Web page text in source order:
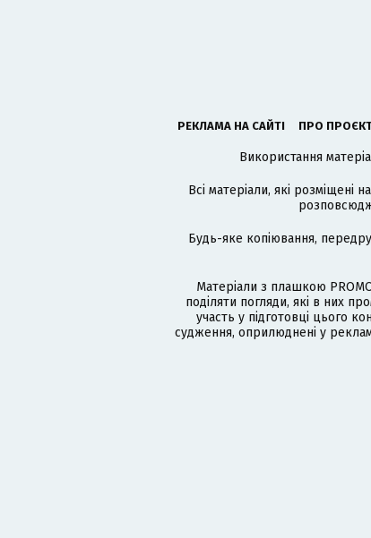
РЕКЛАМА НА САЙТІ ПРО
Використання
Всі матеріали, які розміщені
Будь-яке копіювання,
Матеріали з плашкою
поділяти погляди, які в них
участь у підготовці цього
судження, оприлюднені у